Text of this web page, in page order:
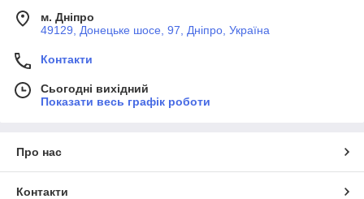
м. Дніпро
49129, Донецьке шосе, 97, Дніпро, Україна
Контакти
Сьогодні вихідний
Показати весь графік роботи
Про нас
Контакти